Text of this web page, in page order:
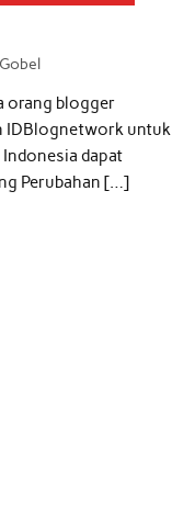
orang blogger
IDBlognetwork untuk
dapat
Perubahan […]